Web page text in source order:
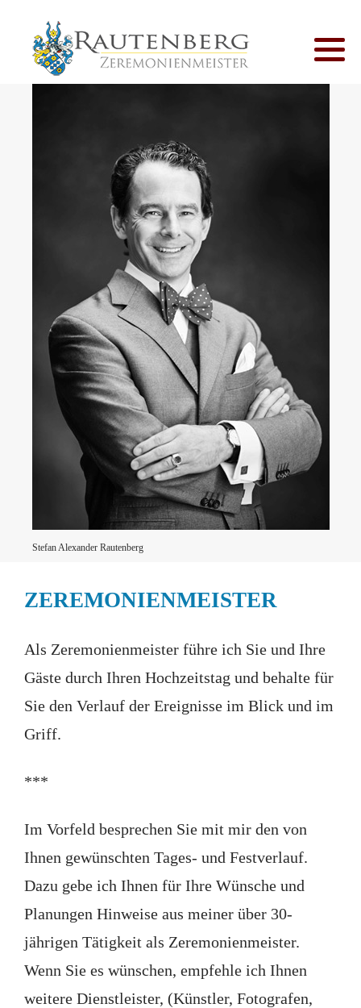
Stefan Alexander Rautenberg
ZEREMONIENMEISTER
Als Zeremonienmeister führe ich Sie und Ihre
Gäste durch Ihren Hochzeitstag und behalte für
Sie den Verlauf der Ereignisse im Blick und im
Griff.
***
Im Vorfeld besprechen Sie mit mir den von
Ihnen gewünschten Tages- und Festverlauf.
Dazu gebe ich Ihnen für Ihre Wünsche und
Planungen Hinweise aus meiner über 30-
jährigen Tätigkeit als Zeremonienmeister.
Wenn Sie es wünschen, empfehle ich Ihnen
weitere Dienstleister, (Künstler, Fotografen,